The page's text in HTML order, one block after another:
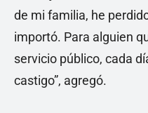
de mi familia, he
importó. Para alguien
servicio público, cada
castigo”, agregó.